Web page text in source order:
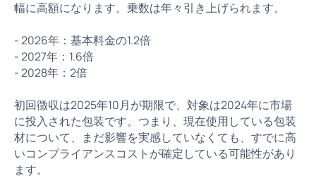
幅に高額になります。乗数は年々引き上げられます。
- 2026年：基本料金の1.2倍
- 2027年：1.6倍
- 2028年：2倍
初回徴収は2025年10月が期限で、対象は2024年に市場
に投入された包装です。つまり、現在使用している包装
材について、まだ影響を実感していなくても、すでに高
いコンプライアンスコストが確定している可能性があり
ます。